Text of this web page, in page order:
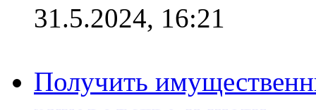
31.5.2024, 16:21
Получить